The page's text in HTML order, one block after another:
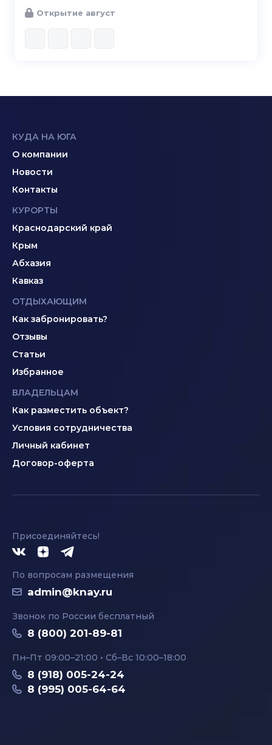
Открытие август
КУДА НА ЮГА
О компании
Новости
Контакты
КУРОРТЫ
Краснодарский край
Крым
Абхазия
Кавказ
ОТДЫХАЮЩИМ
Как забронировать?
Отзывы
Статьи
Избранное
ВЛАДЕЛЬЦАМ
Как разместить объект?
Условия сотрудничества
Личный кабинет
Договор-оферта
Присоединяйтесь!
По вопросам размещения
admin@knay.ru
Звонок по России бесплатный
8 (800) 201-89-81
Пн–Пт 09:00–21:00 • Сб–Вс 10:00–18:00
8 (918) 005-24-24
8 (995) 005-64-64